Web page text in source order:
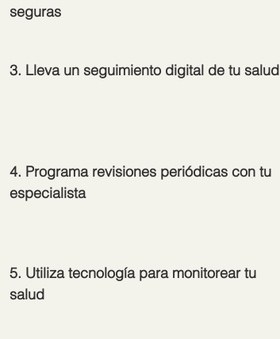
seguras
3. Lleva un seguimiento digital de tu salud
4. Programa revisiones periódicas con tu
especialista
5. Utiliza tecnología para monitorear tu
salud